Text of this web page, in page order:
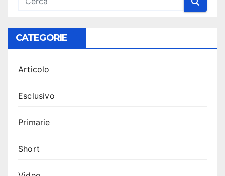
CATEGORIE
Articolo
Esclusivo
Primarie
Short